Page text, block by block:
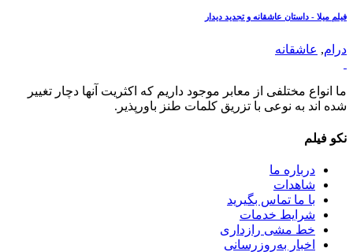
فیلم میلا - داستان عاشقانه و تجدید دیدار
درام, عاشقانه
ما انواع مختلفی از معابر موجود داریم که اکثریت آنها دچار تغییر
شده اند به نوعی با تزریق کلمات طنز باورپذیر.
نکو فیلم
درباره ما
شاهدات
با ما تماس بگیرید
شرایط خدمات
خط مشی رازداری
اخبار به‌روزرسانی